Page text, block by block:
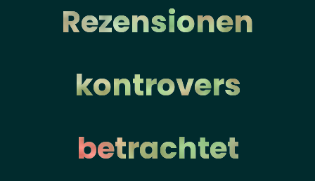
Rezensionen
kontrovers
betrachtet